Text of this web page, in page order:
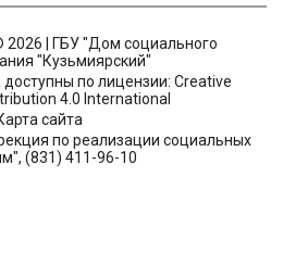
| ГБУ "Дом социального
"Кузьмиярский"
по лицензии: Creative
4.0 International
сайта
по реализации социальных
(831) 411-96-10